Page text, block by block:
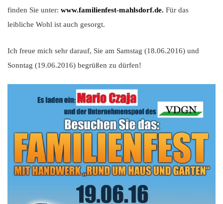
finden Sie unter: www.familienfest-mahlsdorf.de. Für das
leibliche Wohl ist auch gesorgt.
Ich freue mich sehr darauf, Sie am Samstag (18.06.2016) und
Sonntag (19.06.2016) begrüßen zu dürfen!